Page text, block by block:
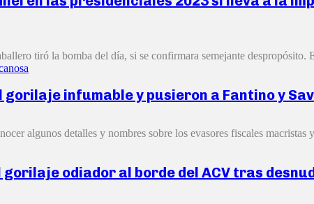
tiró la bomba del día, si se confirmara semejante despropósito.
infumable y pusieron a Fantino y
algunos detalles y nombres sobre los evasores fiscales macristas
odiador al borde del ACV tras